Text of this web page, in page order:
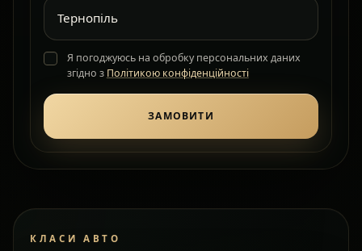
Я погоджуюсь на обробку персональних даних
згідно з Політикою конфіденційності
ЗАМОВИТИ
КЛАСИ АВТО